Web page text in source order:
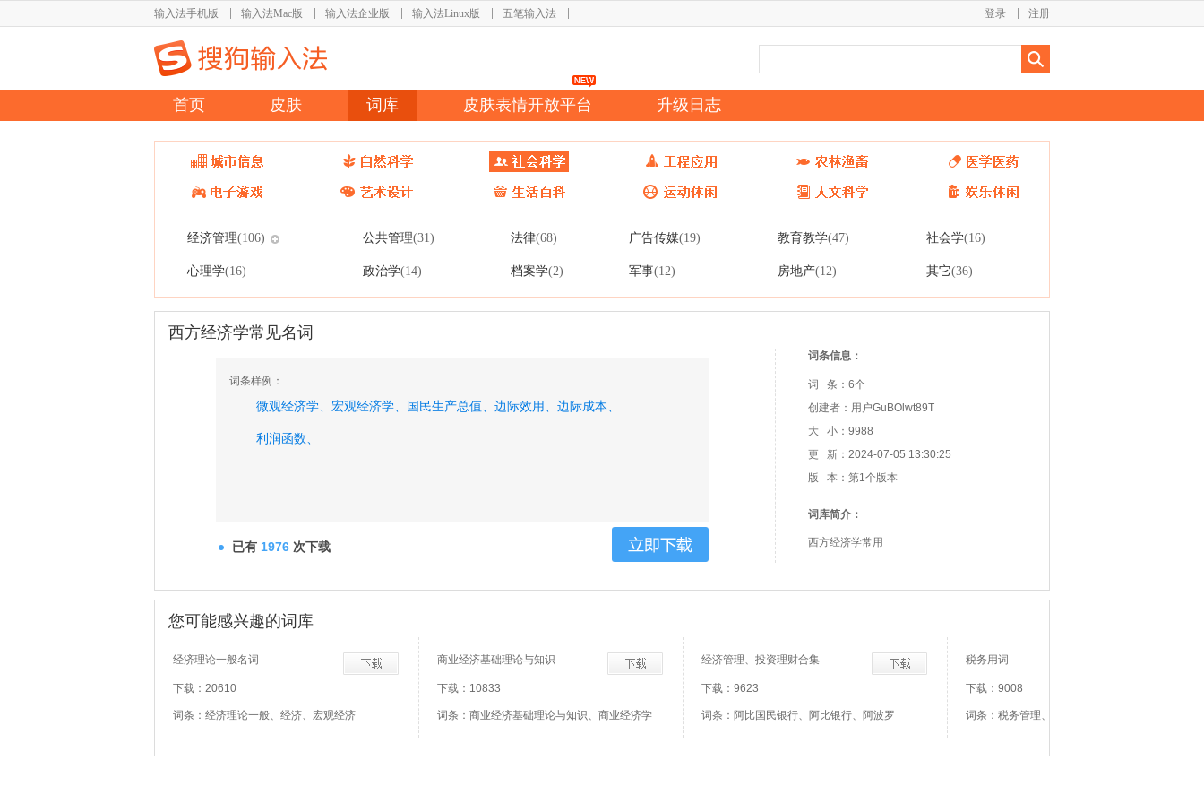
输入法手机版 输入法Mac版 输入法企业版 输入法Linux版 五笔输入法 注册
登录
首页 皮肤 词库 皮肤表情开放平台 升级日志
经济管理(106) 公共管理(31) 法律(68) 广告传媒(19) 教育教学(47) 社会学(16)
心理学(16) 政治学(14) 档案学(2) 军事(12) 房地产(12) 其它(36)
西方经济学常见名词
词条样例：
微观经济学、 宏观经济学、 国民生产总值、 边际效用、 边际成本、
利润函数、
已有 1976 次下载
词条信息：
词 条：6个
创建者：用户GuBOlwt89T
大 小：9988
更 新：2024-07-05 13:30:25
版 本：第1个版本
词库简介：
西方经济学常用
您可能感兴趣的词库
经济理论一般名词
下载：20610
词条：经济理论一般、经济、宏观经济
商业经济基础理论与知识
下载：10833
词条：商业经济基础理论与知识、商业经济学
经济管理、投资理财合集
下载：9623
词条：阿比国民银行、阿比银行、阿波罗
税务用词
下载：9008
词条：税务管理、税务登记证、纳税检查